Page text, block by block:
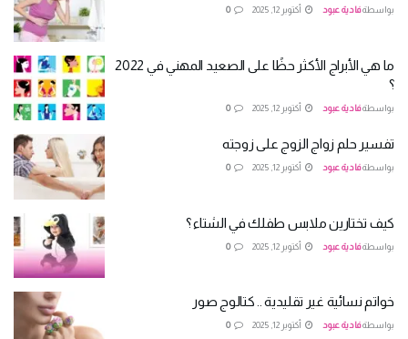
بواسطةفادية عبود أكتوبر 12, 2025 0
ما هي الأبراج الأكثر حظًا على الصعيد المهني في 2022
؟
بواسطةفادية عبود أكتوبر 12, 2025 0
تفسير حلم زواج الزوج على زوجته
بواسطةفادية عبود أكتوبر 12, 2025 0
كيف تختارين ملابس طفلك في الشتاء ؟
بواسطةفادية عبود أكتوبر 12, 2025 0
خواتم نسائية غير تقليدية .. كتالوج صور
بواسطةفادية عبود أكتوبر 12, 2025 0